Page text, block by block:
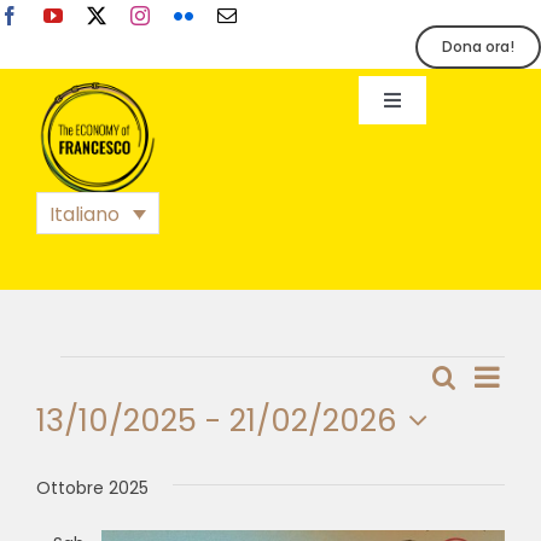
Salta
contenuto
Dona ora!
Toggle
EoF
BLOG
STAMPA
Italiano
Eventi
Eventi
Cerca
Lista
13/10/2025 - 21/02/2026
la
Ottobre 2025